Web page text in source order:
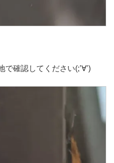
確認してください(;’∀’)